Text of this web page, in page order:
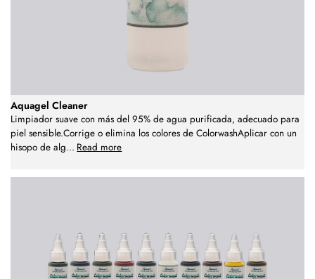
Aquagel Cleaner
Limpiador suave con más del 95% de agua purificada, adecuado para
piel sensible.Corrige o elimina los colores de ColorwashAplicar con un
hisopo de alg... Read more